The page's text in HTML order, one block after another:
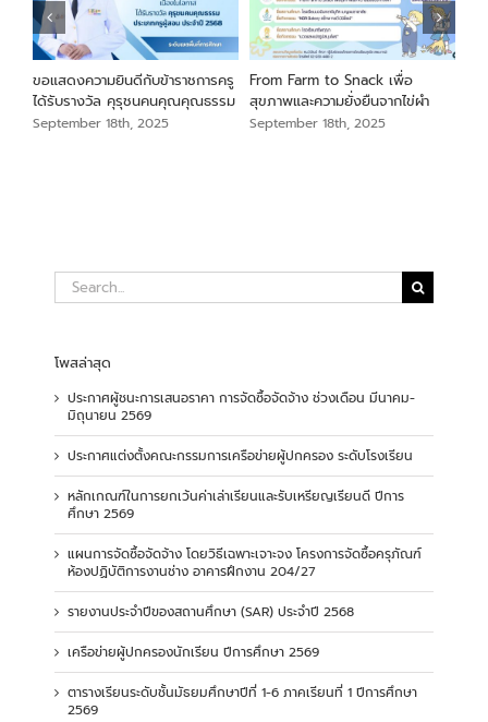
ขอแสดงความยินดีกับข้าราชการครู
ได้รับรางวัล คุรุชนคนคุณคุณธรรม
September 18th, 2025
From Farm to Snack เพื่อ
สุขภาพและความยั่งยืนจากไข่ผำ
September 18th, 2025
Search
for:
โพสล่าสุด
ประกาศผู้ชนะการเสนอราคา การจัดซื้อจัดจ้าง ช่วงเดือน มีนาคม-
มิถุนายน 2569
ประกาศแต่งตั้งคณะกรรมการเครือข่ายผู้ปกครอง ระดับโรงเรียน
หลักเกณฑ์ในการยกเว้นค่าเล่าเรียนและรับเหรียญเรียนดี ปีการ
ศึกษา 2569
แผนการจัดซื้อจัดจ้าง โดยวิธีเฉพาะเจาะจง โครงการจัดซื้อครุภัณฑ์
ห้องปฏิบัติการงานช่าง อาคารฝึกงาน 204/27
รายงานประจำปีของสถานศึกษา (SAR) ประจำปี 2568
เครือข่ายผู้ปกครองนักเรียน ปีการศึกษา 2569
ตารางเรียนระดับชั้นมัธยมศึกษาปีที่ 1-6 ภาคเรียนที่ 1 ปีการศึกษา
2569